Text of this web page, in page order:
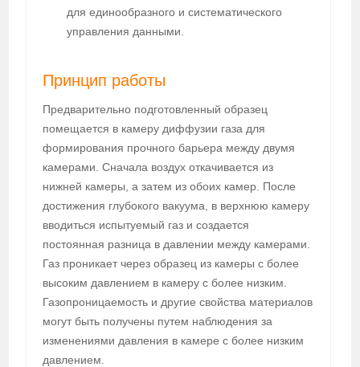
для единообразного и систематического
управления данными.
Принцип работы
Предварительно подготовленный образец
помещается в камеру диффузии газа для
формирования прочного барьера между двумя
камерами. Сначала воздух откачивается из
нижней камеры, а затем из обоих камер. После
достижения глубокого вакуума, в верхнюю камеру
вводиться испытуемый газ и создается
постоянная разница в давлении между камерами.
Газ проникает через образец из камеры с более
высоким давлением в камеру с более низким.
Газопроницаемость и другие свойства материалов
могут быть получены путем наблюдения за
изменениями давления в камере с более низким
давлением.